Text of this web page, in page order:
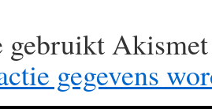
gebruikt
gegevens